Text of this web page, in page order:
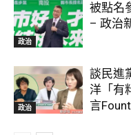
政治
被點名
– 政治
政治
談民進
洋「有
言